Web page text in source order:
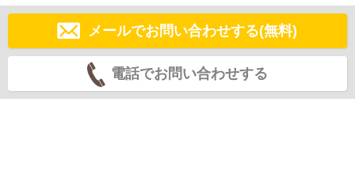
メールでお問い合わせする(無料)
電話でお問い合わせする